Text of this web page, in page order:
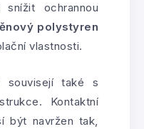
ochrannou
polystyren
vlastnosti.
souvisejí také s
Kontaktní
být navržen tak,